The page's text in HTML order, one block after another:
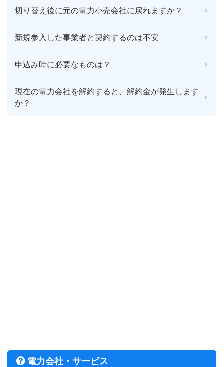
切り替え後に元の電力小売会社に戻れますか？
新規参入した事業者と契約するのは不安
申込み時に必要なものは？
現在の電力会社を解約すると、解約金が発生します
か？
電力会社・サービス